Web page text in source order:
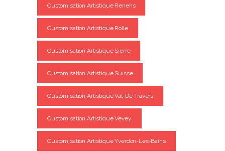
Customisation Artistique Renens
Customisation Artistique Rolle
Customisation Artistique Sierre
Customisation Artistique Suisse
Customisation Artistique Val-De-Travers
Customisation Artistique Vevey
Customisation Artistique Yverdon-Les-Bains